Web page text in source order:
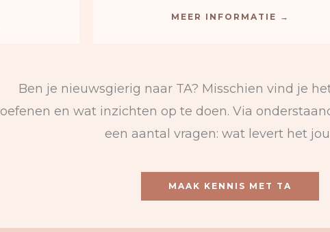
MEER INFORMATIE →
Ben je nieuwsgierig naar TA? Misschien vind je
oefenen en wat inzichten op te doen. Via
een aantal vragen: wat levert het
MAAK KENNIS MET TA